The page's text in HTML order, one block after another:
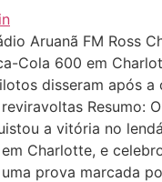
Aruanã FM Ross
Cola 600 em
disseram após a
Resumo:
a vitória no
Charlotte, e
prova marcada